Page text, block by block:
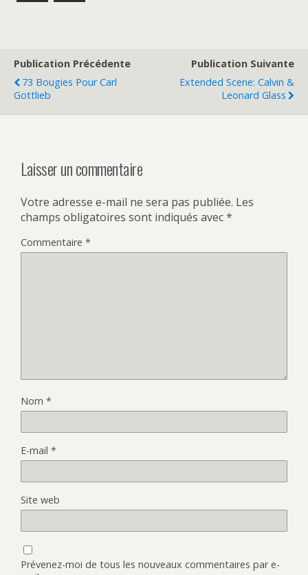
Publication Précédente
73 Bougies Pour Carl
Gottlieb
Publication Suivante
Extended Scene: Calvin &
Leonard Glass
Laisser un commentaire
Votre adresse e-mail ne sera pas publiée. Les
champs obligatoires sont indiqués avec*
Commentaire *
Nom *
E-mail *
Site web
Prévenez-moi de tous les nouveaux commentaires par e-